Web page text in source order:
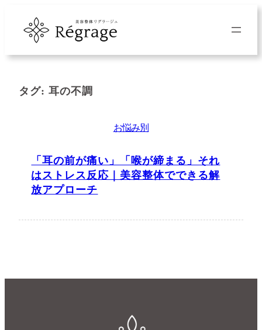
ス
タグ: 耳の不調
お悩み別
「耳の前が痛い」「喉が締まる」それ
はストレス反応｜美容整体でできる解
放アプローチ